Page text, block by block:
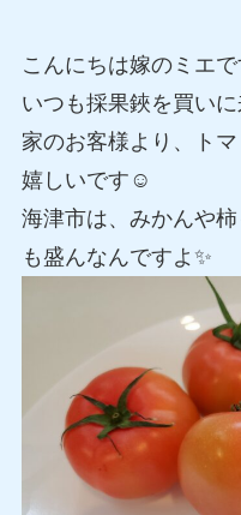
こんにちは嫁のミエで
いつも採果鋏を買い
家のお客様より、ト
嬉しいです☺
海津市は、みかんや
も盛んなんですよ✨